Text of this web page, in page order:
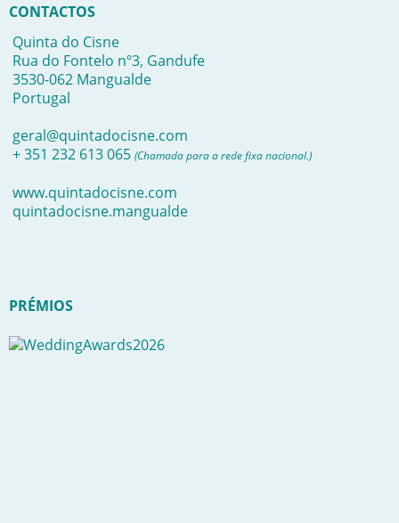
CONTACTOS
Quinta do Cisne
Rua do Fontelo nº3, Gandufe
3530-062 Mangualde
Portugal
geral@quintadocisne.com
+ 351 232 613 065 (Chamada para a rede fixa nacional.)
www.quintadocisne.com
quintadocisne.mangualde
PRÉMIOS